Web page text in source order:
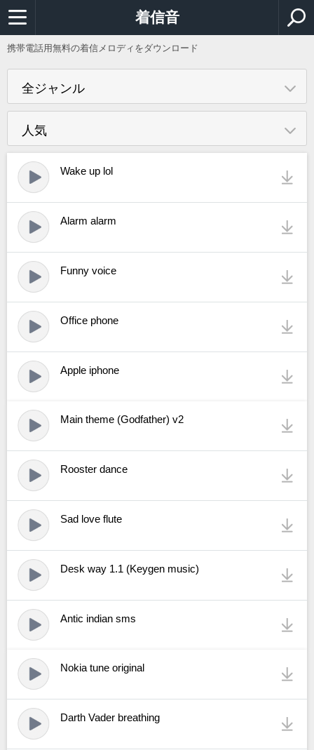
着信音
携帯電話用無料の着信メロディをダウンロード
全ジャンル
人気
Wake up lol
Alarm alarm
Funny voice
Office phone
Apple iphone
Main theme (Godfather) v2
Rooster dance
Sad love flute
Desk way 1.1 (Keygen music)
Antic indian sms
Nokia tune original
Darth Vader breathing